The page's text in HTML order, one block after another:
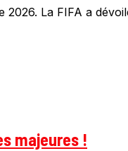
La FIFA a
majeures !